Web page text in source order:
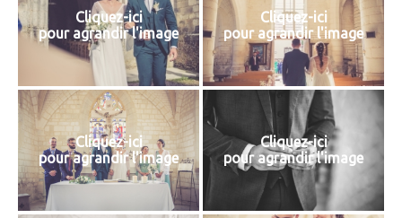
Cliquez-ici
pour agrandir l'image
Cliquez-ici
pour agrandir l'image
Cliquez-ici
pour agrandir l'image
Cliquez-ici
pour agrandir l'image